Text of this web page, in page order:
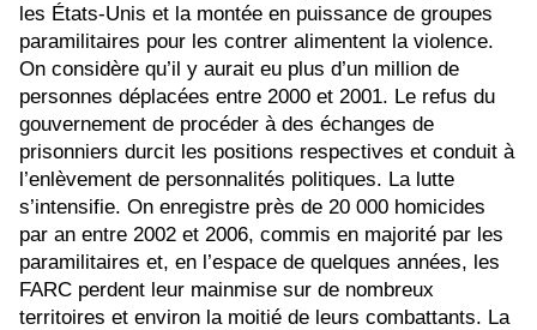
les États-Unis et la montée en puissance de groupes
paramilitaires pour les contrer alimentent la violence.
On considère qu’il y aurait eu plus d’un million de
personnes déplacées entre 2000 et 2001. Le refus du
gouvernement de procéder à des échanges de
prisonniers durcit les positions respectives et conduit à
l’enlèvement de personnalités politiques. La lutte
s’intensifie. On enregistre près de 20 000 homicides
par an entre 2002 et 2006, commis en majorité par les
paramilitaires et, en l’espace de quelques années, les
FARC perdent leur mainmise sur de nombreux
territoires et environ la moitié de leurs combattants. La